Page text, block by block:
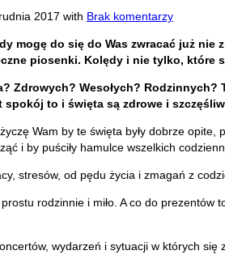
2017 with Brak komentarzy
mogę do się do Was zwracać już
piosenki. Kolędy i nie tylko, które
Zdrowych? Wesołych?
spokój to i święta są zdrowe i
Wam by te święta były dobrze
i by puściły hamulce wszelkich
stresów, od pędu życia i zmagań z
rodzinnie i miło. A co do
wydarzeń i sytuacji w których